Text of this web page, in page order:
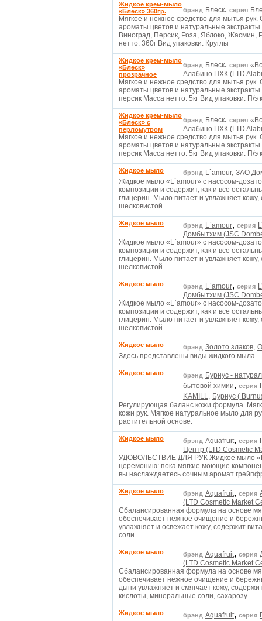
Жидкое крем-мыло
«Блеск» 360гр.
брэнд Блеск, серия
Мягкое и нежное средство для мытья
ароматы цветов и натуральные
Виноград, Персик, Роза, Яблоко,
нетто: 360г Вид упаковки: Круглы
Жидкое крем-мыло
«Блеск»
прозрачное
брэнд Блеск, серия
Алабино ПХК (LTD
Мягкое и нежное средство для мытья
ароматы цветов и натуральные
персик Масса нетто: 5кг Вид упаковки: П/
Жидкое крем-мыло
«Блеск» с
перломутром
брэнд Блеск, серия
Алабино ПХК (LTD
Мягкое и нежное средство для мытья
ароматы цветов и натуральные
персик Масса нетто: 5кг Вид упаковки: П/
Жидкое мыло брэнд L`amour, ЗАО
Жидкое мыло «L`amour» с насосом-
композиции и содержит, как и все
глицерин. Мыло питает и увлажняет кожу,
шелковистой.
Жидкое мыло брэнд L`amour, серия
Домбытхим (JSC
Жидкое мыло «L`amour» с насосом-
композиции и содержит, как и все
глицерин. Мыло питает и увлажняет кожу,
шелковистой.
Жидкое мыло брэнд L`amour, серия
Домбытхим (JSC
Жидкое мыло «L`amour» с насосом-
композиции и содержит, как и все
глицерин. Мыло питает и увлажняет кожу,
шелковистой.
Жидкое мыло брэнд Золото злаков,
Здесь представлены виды жидкого мыла.
Жидкое мыло брэнд Бурнус -
бытовой химии, серия
KAMILL, Бурнус (
Регулирующая баланс кожи формула.
кожи рук. Мягкое натуральное мыло для
растительной основе.
Жидкое мыло брэнд Aquafruit, серия
Центр (LTD Cosmetic
УДОВОЛЬСТВИЕ ДЛЯ РУК Жидкое мыло
церемонию: пока мягкие моющие
вы наслаждаетесь сочным аромат
Жидкое мыло брэнд Aquafruit, серия
(LTD Cosmetic Market
Сбалансированная формула на основе
обеспечивает нежное очищение и
увлажняет и освежает кожу, содержит
соли.
Жидкое мыло брэнд Aquafruit, серия
(LTD Cosmetic Market
Сбалансированная формула на основе
обеспечивает нежное очищение и
дыни увлажняет и смягчает кожу,
кислоты, минеральные соли, сахарозу.
Жидкое мыло брэнд Aquafruit, серия